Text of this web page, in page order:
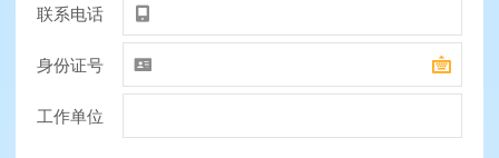
联系电话 
身份证号  
工作单位